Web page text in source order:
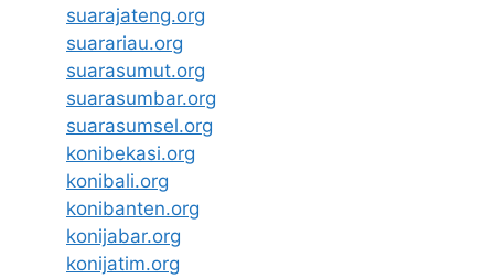
suarajateng.org
suarariau.org
suarasumut.org
suarasumbar.org
suarasumsel.org
konibekasi.org
konibali.org
konibanten.org
konijabar.org
konijatim.org